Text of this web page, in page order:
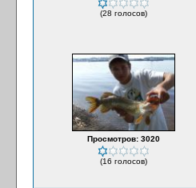
(28 голосов)
Просмотров: 3020
(16 голосов)